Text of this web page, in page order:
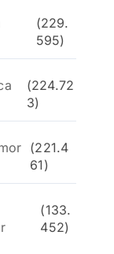
(229.
595)
(224.72
3)
(221.4
61)
(133.
452)